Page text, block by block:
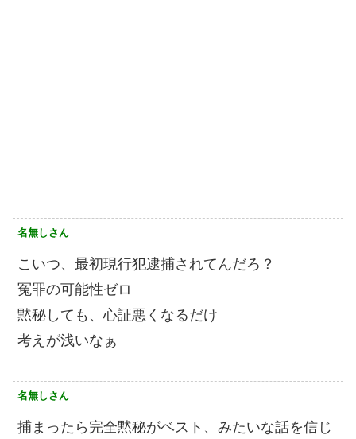
名無しさん
こいつ、最初現行犯逮捕されてんだろ？
冤罪の可能性ゼロ
黙秘しても、心証悪くなるだけ
考えが浅いなぁ
名無しさん
捕まったら完全黙秘がベスト、みたいな話を信じ